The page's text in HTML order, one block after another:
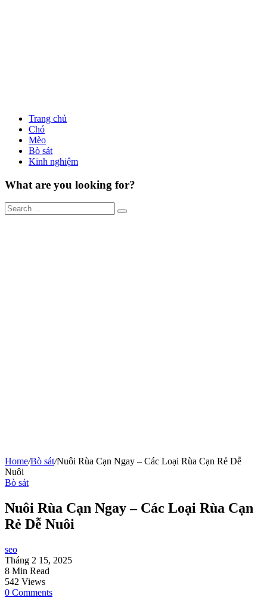
Trang chủ
Chó
Mèo
Bò sát
Kinh nghiệm
What are you looking for?
Home/Bò sát/Nuôi Rùa Cạn Ngay – Các Loại Rùa Cạn Rẻ Dễ
Nuôi
Bò sát
Nuôi Rùa Cạn Ngay – Các Loại Rùa Cạn
Rẻ Dễ Nuôi
seo
Tháng 2 15, 2025
8 Min Read
542 Views
0 Comments